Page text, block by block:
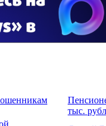
тыс.